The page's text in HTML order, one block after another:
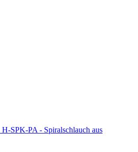
H-SPK-PA - Spiralschlauch aus